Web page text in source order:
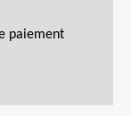
paiement